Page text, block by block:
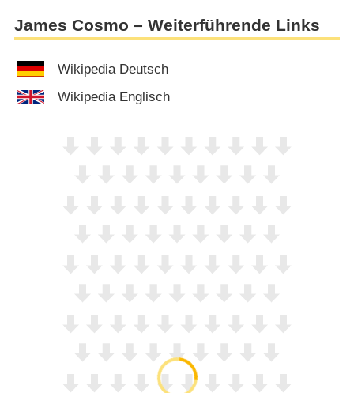
James Cosmo – Weiterführende Links
Wikipedia Deutsch
Wikipedia Englisch